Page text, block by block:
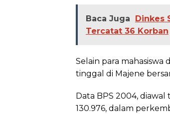
Baca Juga
Dinkes
Tercatat 36 Korban
Selain para
tinggal di Majene
Data BPS 2004,
130.976, dalam